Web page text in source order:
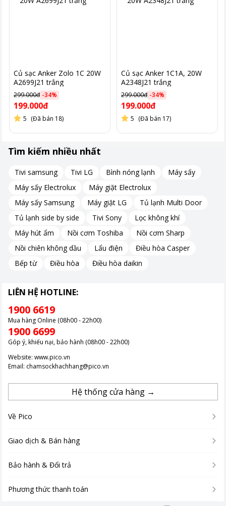
Củ sạc Anker Zolo 1C 20W
A2699J21 trắng
299.000đ -34%
199.000đ
5 (Đã bán 18)
Củ sạc Anker 1C1A, 20W
A2348J21 trắng
299.000đ -34%
199.000đ
5 (Đã bán 17)
Tìm kiếm nhiều nhất
Tivi samsung Tivi LG Bình nóng lạnh
Máy sấy
Máy sấy Electrolux
Máy giặt Electrolux
Máy sấy Samsung
Máy giặt LG
Tủ lạnh Multi Door
Tủ lạnh side by side
Tivi Sony
Lọc không khí
Máy hút ẩm
Nồi cơm Toshiba
Nồi cơm Sharp
Nồi chiên không dầu
Lẩu điện
Điều hòa Casper
Bếp từ
Điều hòa Điều hòa daikin
LIÊN HỆ HOTLINE:
1900 6619
Mua hàng Online (08h00 - 22h00)
1900 6699
Góp ý, khiếu nại, bảo hành (08h00 - 22h00)
Website: www.pico.vn
Email: chamsockhachhang@pico.vn
Hệ thống cửa hàng →
Về Pico
Giao dịch & Bán hàng
Bảo hành & Đổi trả
Phương thức thanh toán